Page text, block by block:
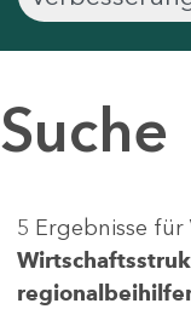
Suche
5 Ergebnisse für